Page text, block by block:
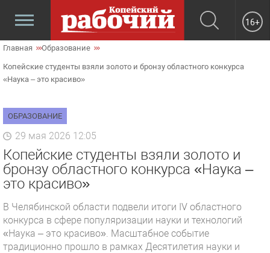
16+
Главная Образование
Копейские студенты взяли золото и бронзу областного конкурса
«Наука – это красиво»
ОБРАЗОВАНИЕ
29 мая 2026 12:05
Копейские студенты взяли золото и
бронзу областного конкурса «Наука –
это красиво»
В Челябинской области подвели итоги IV областного
конкурса в сфере популяризации науки и технологий
«Наука – это красиво». Масштабное событие
традиционно прошло в рамках Десятилетия науки и